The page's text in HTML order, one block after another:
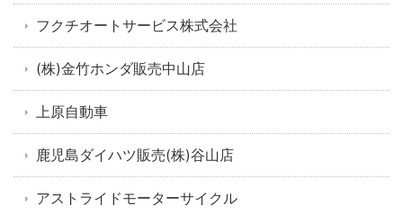
フクチオートサービス株式会社
(株)金竹ホンダ販売中山店
上原自動車
鹿児島ダイハツ販売(株)谷山店
アストライドモーターサイクル